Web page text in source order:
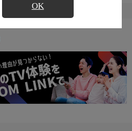
OK